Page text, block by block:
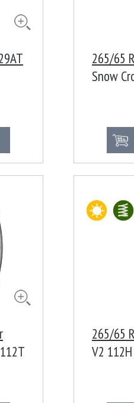
265/65
Snow
265/65
V2 112H